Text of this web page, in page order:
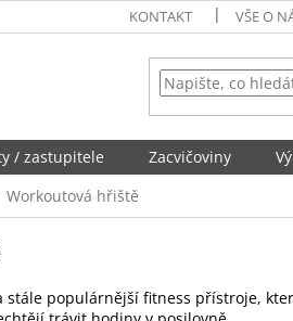
KONTAKT VŠE O
/ zastupitele Zacvičoviny
Workoutová hřiště
stále populárnější fitness přístroje,